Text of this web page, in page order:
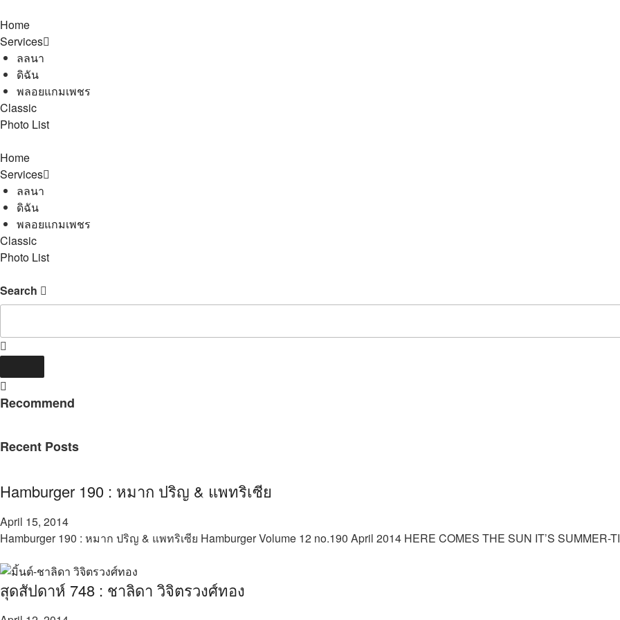
Home
Services
ลลนา
ดิฉัน
พลอยแกมเพชร
Classic
Photo List
Home
Services
ลลนา
ดิฉัน
พลอยแกมเพชร
Classic
Photo List
Search
Recommend
Recent Posts
Hamburger 190 : หมาก ปริญ & แพทริเซีย
April 15, 2014
Hamburger 190 : หมาก ปริญ & แพทริเซีย Hamburger Volume 12 no.190 April 2014 HERE COMES THE SUN IT’S
สุดสัปดาห์ 748 : ชาลิดา วิจิตรวงศ์ทอง